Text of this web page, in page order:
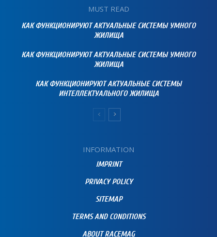
MUST READ
КАК ФУНКЦИОНИРУЮТ АКТУАЛЬНЫЕ СИСТЕМЫ УМНОГО
ЖИЛИЩА
КАК ФУНКЦИОНИРУЮТ АКТУАЛЬНЫЕ СИСТЕМЫ УМНОГО
ЖИЛИЩА
КАК ФУНКЦИОНИРУЮТ АКТУАЛЬНЫЕ СИСТЕМЫ
ИНТЕЛЛЕКТУАЛЬНОГО ЖИЛИЩА
INFORMATION
IMPRINT
PRIVACY POLICY
SITEMAP
TERMS AND CONDITIONS
ABOUT RACEMAG